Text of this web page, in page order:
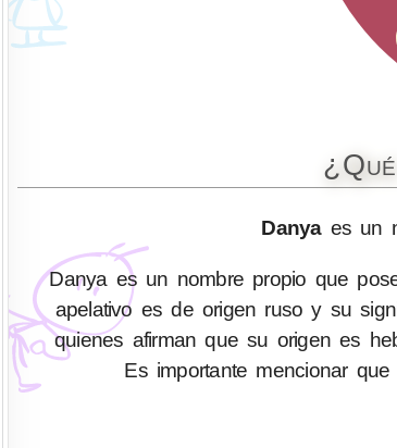
Danyaes un
Danya es un nombre propio que
apelativo es de origen ruso y su
quienes afirman que su origen es
Es importante mencionar